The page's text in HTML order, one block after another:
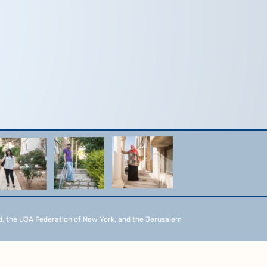
UJA Federation of New York, and the Jerusalem